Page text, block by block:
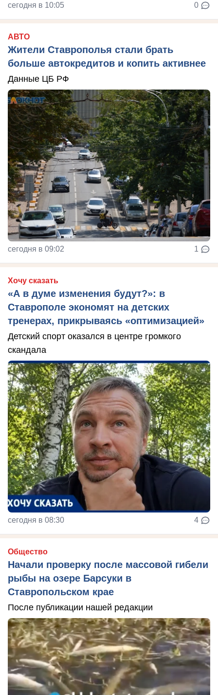
сегодня в 10:05 0
АВТО
Жители Ставрополья стали брать
больше автокредитов и копить активнее
Данные ЦБ РФ
сегодня в 09:02 1
Хочу сказать
«А в думе изменения будут?»: в
Ставрополе экономят на детских
тренерах, прикрываясь «оптимизацией»
Детский спорт оказался в центре громкого
скандала
сегодня в 08:30 4
Общество
Начали проверку после массовой гибели
рыбы на озере Барсуки в
Ставропольском крае
После публикации нашей редакции